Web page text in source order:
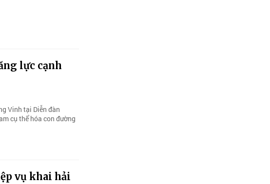
lực cạnh
Vinh tại Diễn đàn
cụ thể hóa con đường
vụ khai hải